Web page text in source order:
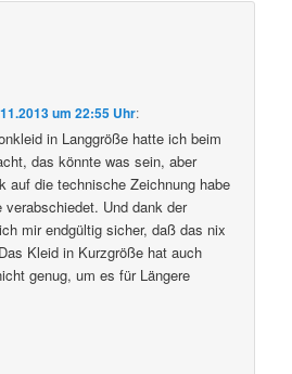
um 22:55 Uhr:
in Langgröße hatte ich beim
das könnte was sein, aber
auf die technische Zeichnung habe
Und dank der
mir endgültig sicher, daß das nix
Kleid in Kurzgröße hat auch
genug, um es für Längere